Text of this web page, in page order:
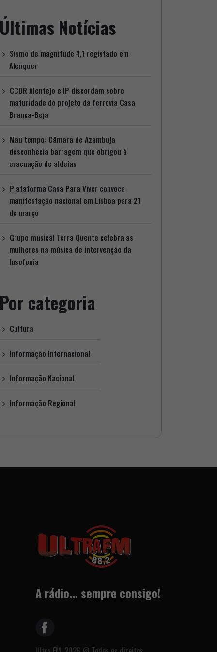
Últimas Notícias
Sismo de magnitude 4,1 registado em
Alenquer
CCDR Alentejo e IP discordam sobre
maturidade do projeto da ferrovia Casa
Branca-Beja
Mau tempo: Câmara de Azambuja
desconhecia barragem que obrigou à
evacuação de aldeias
Plataforma Casa Para Viver convoca
manifestação nacional em Lisboa para 21
de março
Grupo musical Terra Quente celebra as
mulheres na música de intervenção da
lusofonia
Por categoria
Cultura
Informação Internacional
Informação Nacional
Informação Regional
A rádio... sempre consigo!